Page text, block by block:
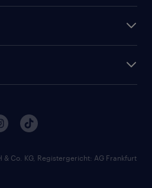
& Co. KG, Registergericht: AG Frankfurt